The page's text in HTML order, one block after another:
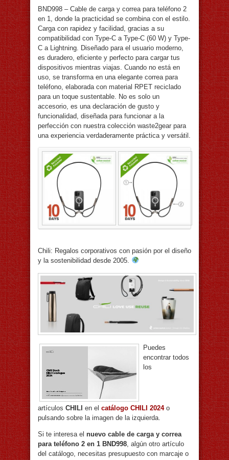
BND998 – Cable de carga y correa para teléfono 2
en 1, donde la practicidad se combina con el estilo.
Carga con rapidez y facilidad, gracias a su
compatibilidad con Type-C a Type-C (60 W) y Type-
C a Lightning. Diseñado para el usuario moderno,
es duradero, eficiente y perfecto para cargar tus
dispositivos mientras viajas. Cuando no está en
uso, se transforma en una elegante correa para
teléfono, elaborada con material RPET reciclado
para un toque sustentable. No es solo un
accesorio, es una declaración de gusto y
funcionalidad, diseñada para funcionar a la
perfección con nuestra colección waste2gear para
una experiencia verdaderamente práctica y versátil.
Chili: Regalos corporativos con pasión por el diseño
y la sostenibilidad desde 2005.
Puedes
encontrar todos
los
artículos CHILI en el catálogo CHILI 2024o
pulsando sobre la imagen de la izquierda.
Si te interesa el nuevo cable de carga y correa
para teléfono 2 en 1 BND998 , algún otro artículo
del catálogo, necesitas presupuesto con marcaje o